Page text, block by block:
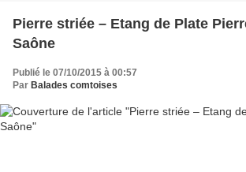
Pierre striée – Etang de Plate Pierre - Haute-
Saône
Publié le 07/10/2015 à 00:57
Par Balades comtoises